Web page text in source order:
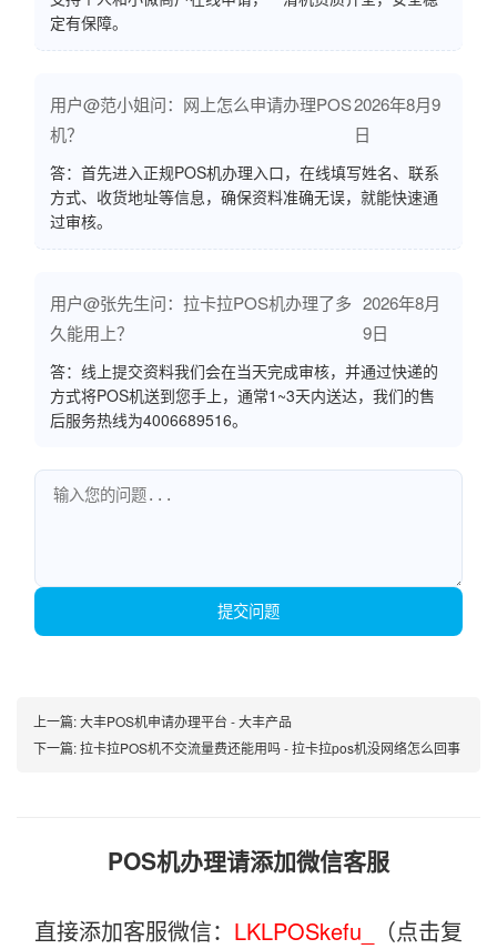
定有保障。
用户@范小姐问：网上怎么申请办理POS
机？
2026年8月9
日
答：首先进入正规POS机办理入口，在线填写姓名、联系
方式、收货地址等信息，确保资料准确无误，就能快速通
过审核。
用户@张先生问：拉卡拉POS机办理了多
久能用上？
2026年8月
9日
答：线上提交资料我们会在当天完成审核，并通过快递的
方式将POS机送到您手上，通常1~3天内送达，我们的售
后服务热线为4006689516。
提交问题
上一篇:大丰POS机申请办理平台 - 大丰产品
下一篇:拉卡拉POS机不交流量费还能用吗 - 拉卡拉pos机没网络怎么回事
POS机办理请添加微信客服
直接添加客服微信： LKLPOSkefu_
（点击复